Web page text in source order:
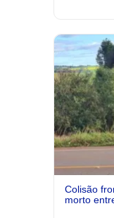
Colisão
morto